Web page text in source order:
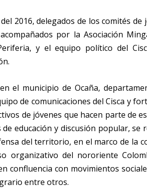
2016, delegados de los comités
por la Asociación
y el equipo político del
el municipio de Ocaña,
de comunicaciones del Cisca y
de jóvenes que hacen parte de
de educación y discusión popular,
del territorio, en el marco de la
organizativo del nororiente
confluencia con movimientos
entre otros.